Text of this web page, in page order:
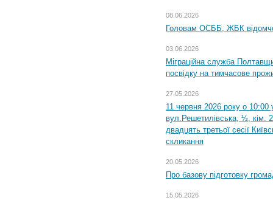
08.06.2026
Головам ОСББ, ЖБК
03.06.2026
Міграційна служба
посвідку на тимчасове
27.05.2026
11 червня 2026 року о 10:00
вул.Решетилівська, ½, кім.
двадцять третьої сесії
скликання
20.05.2026
Про базову підготовку
15.05.2026